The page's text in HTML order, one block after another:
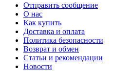
Отправить сообщение
О нас
Как купить
Доставка и оплата
Политика безопасности
Возврат и обмен
Статьи и рекомендации
Новости